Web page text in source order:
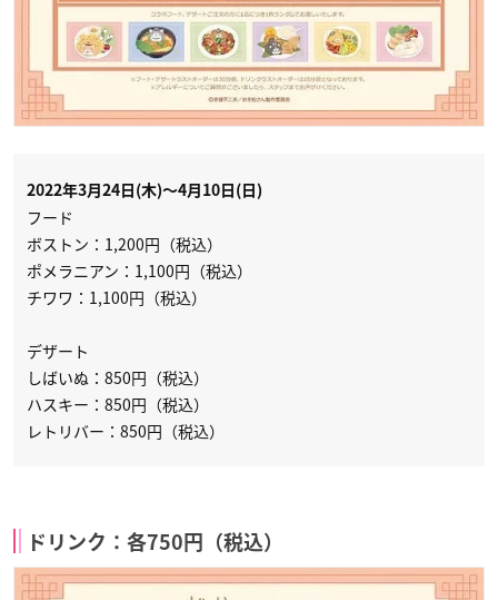
2022年3月24日(木)〜4月10日(日)
フード
ボストン：1,200円（税込）
ポメラニアン：1,100円（税込）
チワワ：1,100円（税込）
デザート
しばいぬ：850円（税込）
ハスキー：850円（税込）
レトリバー：850円（税込）
ドリンク：各750円（税込）